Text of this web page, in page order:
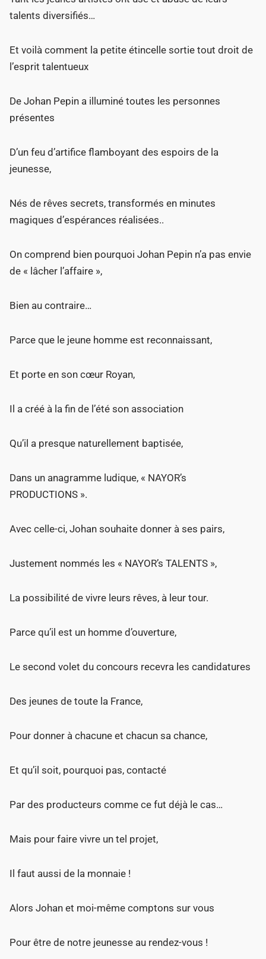
talents diversifiés…
Et voilà comment la petite étincelle sortie tout droit de
l’esprit talentueux
De Johan Pepin a illuminé toutes les personnes
présentes
D’un feu d’artifice flamboyant des espoirs de la
jeunesse,
Nés de rêves secrets, transformés en minutes
magiques d’espérances réalisées..
On comprend bien pourquoi Johan Pepin n’a pas envie
de « lâcher l’affaire »,
Bien au contraire…
Parce que le jeune homme est reconnaissant,
Et porte en son cœur Royan,
Il a créé à la fin de l’été son association
Qu’il a presque naturellement baptisée,
Dans un anagramme ludique, « NAYOR’s
PRODUCTIONS ».
Avec celle-ci, Johan souhaite donner à ses pairs,
Justement nommés les « NAYOR’s TALENTS »,
La possibilité de vivre leurs rêves, à leur tour.
Parce qu’il est un homme d’ouverture,
Le second volet du concours recevra les candidatures
Des jeunes de toute la France,
Pour donner à chacune et chacun sa chance,
Et qu’il soit, pourquoi pas, contacté
Par des producteurs comme ce fut déjà le cas…
Mais pour faire vivre un tel projet,
Il faut aussi de la monnaie !
Alors Johan et moi-même comptons sur vous
Pour être de notre jeunesse au rendez-vous !